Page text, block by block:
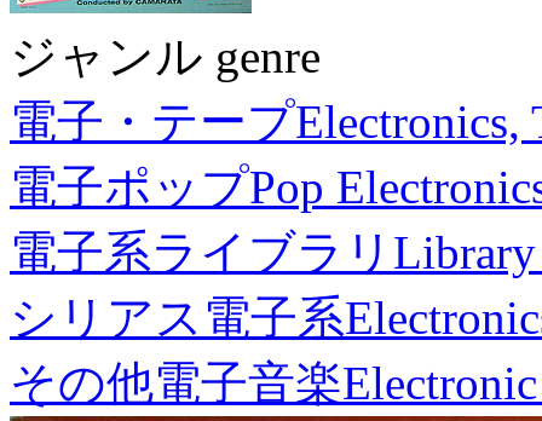
ジャンル genre
電子・テープElectronics,
電子ポップPop
電子系ライブラリ
シリアス電子系
その他電子音楽